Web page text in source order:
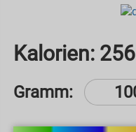
Kalorien: 256
Gramm: